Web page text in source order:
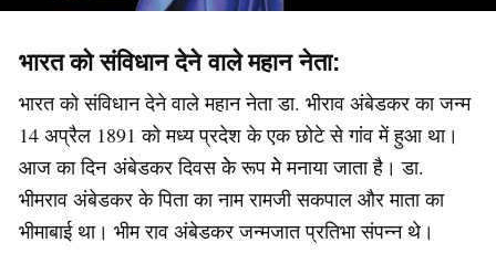
भारत को संविधान देने वाले महान नेता:
भारत को संविधान देने वाले महान नेता डा. भीराव अंबेडकर का जन्म
14 अप्रैल 1891 को मध्य प्रदेश के एक छोटे से गांव में हुआ था।
आज का दिन अंबेडकर दिवस केे रूप मेे मनाया जाता है। डा.
भीमराव अंबेडकर के पिता का नाम रामजी सकपाल और माता का
भीमाबाई था। भीम राव अंबेडकर जन्मजात प्रतिभा संपन्न थे।